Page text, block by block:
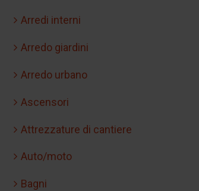
Arredi interni
Arredo giardini
Arredo urbano
Ascensori
Attrezzature di cantiere
Auto/moto
Bagni